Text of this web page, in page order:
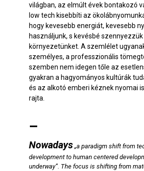
világban, az elmúlt évek bontakozó
low tech kisebbíti az
hogy kevesebb energiát, kevesebb
használjunk, s kevésbé szennyezzük
környezetünket. A szemlélet
személyes, a professzionális
szemben nem idegen tőle az
gyakran a hagyományos kultúrák
és az alkotó emberi kéznek nyomai
rajta.
–
Nowadays „a paradigm shift from
development to human centered
underway”. The focus is shifting from